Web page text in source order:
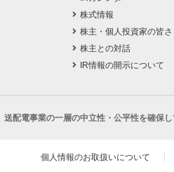
株式情報
株主・個人投資家の皆
株主との対話
IR情報の開示について
送配電事業の一層の中立性・公平性を確保し
個人情報のお取扱いについて